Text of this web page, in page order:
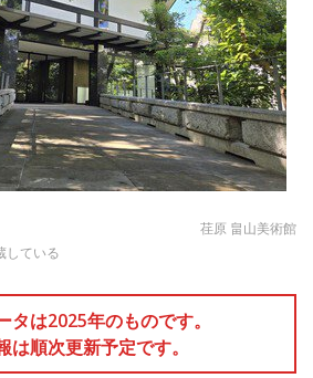
荏原 畠山美術館
している
は2025年のものです。
は順次更新予定です。